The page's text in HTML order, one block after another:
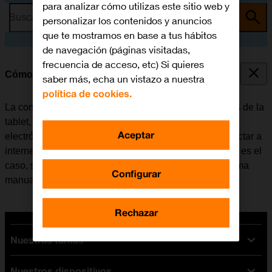
Busca por problema o tema
Cómo configurar la tablet para internet
La conexión de internet se utiliza en muchas funciones de la
tablet, por ejemplo, al usar el navegador, recibir correo
electrónico, instalar apps, etc. La tablet se puede conectar a
internet una vez se haya insertado la tarjeta SIM. Si no es el
caso, se puede configurar la tablet para internet de forma
manual.
Nuestras tarifas
para analizar cómo utilizas este sitio web y
personalizar los contenidos y anuncios
que te mostramos en base a tus hábitos
de navegación (páginas visitadas,
frecuencia de acceso, etc) Si quieres
saber más, echa un vistazo a nuestra
política de cookies.
Configurar
Rechazar
Aceptar